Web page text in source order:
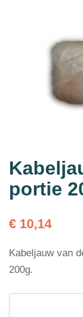
portie
€ 10,14
Kabeljauw van
200g.